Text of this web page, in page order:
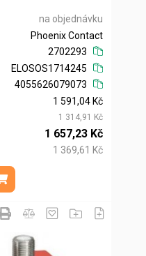
na objednávku
Phoenix Contact
2702293
ELOSOS1714245
4055626079073
1 591,04 Kč
1 314,91 Kč
1 657,23 Kč
1 369,61 Kč
ks
Přidat do košíku